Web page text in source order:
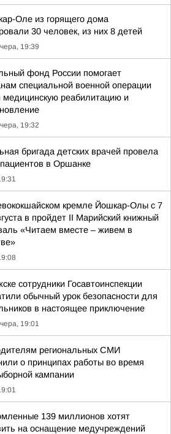
Оле из горящего дома
30 человек, из них 8 детей
19:39
фонд России помогает
специальной военной операции
медицинскую реабилитацию и
19:32
бригада детских врачей провела
в Оршанке
кремле Йошкар-Олы с 7
в пройдет II Марийский книжный
«Читаем вместе – живем в
сотрудники Госавтоинспекции
обычный урок безопасности для
в настоящее приключение
19:01
региональных СМИ
о принципах работы во время
кампании
139 миллионов хотят
на оснащение медучреждений